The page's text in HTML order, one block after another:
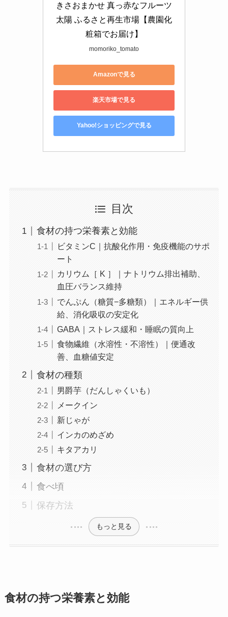
きさおまかせ 真っ赤なフルーツ
太陽 ふるさと再生市場【農園化
粧箱でお届け】
momoriko_tomato
Amazonで見る
楽天市場で見る
Yahoo!ショッピングで見る
目次
食材の持つ栄養素と効能
ビタミンC｜抗酸化作用・免疫機能のサポ
ート
カリウム［ K ］｜ナトリウム排出補助、
血圧バランス維持
でんぷん（糖質−多糖類）｜エネルギー供
給、消化吸収の安定化
GABA｜ストレス緩和・睡眠の質向上
食物繊維（水溶性・不溶性）｜便通改
善、血糖値安定
食材の種類
男爵芋（だんしゃくいも）
メークイン
新じゃが
インカのめざめ
キタアカリ
食材の選び方
食べ頃
保存方法
もっと見る
食材の持つ栄養素と効能